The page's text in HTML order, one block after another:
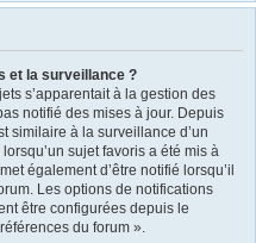
et la surveillance ?
s’apparentait à la gestion des
notifié des mises à jour. Depuis
similaire à la surveillance d’un
sujet favoris a été mis à
également d’être notifié lorsqu’il
Les options de notifications
être configurées depuis le
du forum ».